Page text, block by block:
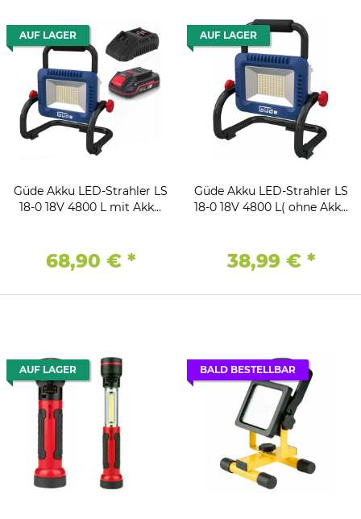
AUF LAGER
Güde Akku LED-Strahler LS
18-0 18V 4800 L mit Akku
68,90 € *
AUF LAGER
Güde Akku LED-Strahler LS
18-0 18V 4800 L( ohne Akku
38,99 € *
AUF LAGER BALD BESTELLBAR